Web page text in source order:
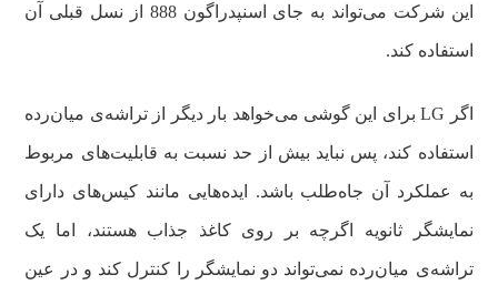
این شرکت می‌تواند به جای اسنپدراگون 888 از نسل قبلی آن
استفاده کند.
اگر LG برای این گوشی می‌خواهد بار دیگر از تراشه‌ی میان‌رده
استفاده کند، پس نباید بیش از حد نسبت به قابلیت‌های مربوط
به عملکرد آن جاه‌طلب باشد. ایده‌هایی مانند کیس‌های دارای
نمایشگر ثانویه اگرچه بر روی کاغذ جذاب هستند، اما یک
تراشه‌ی میان‌رده نمی‌تواند دو نمایشگر را کنترل کند و در عین